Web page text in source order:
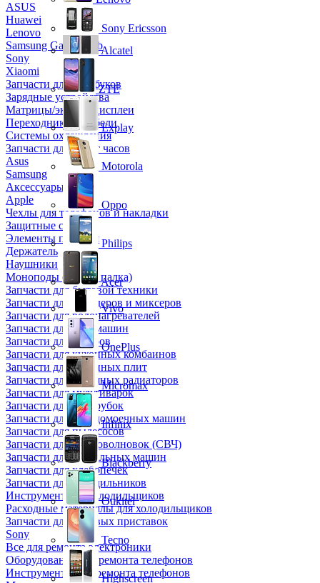
ASUS
Huawei
Lenovo
Samsung Galaxy Tab
Sony
Xiaomi
Запчасти для ноутбуков
Зарядные устройства
Матрицы/экраны/дисплеи
Переходники и кабели
Системы охлаждения
Запчасти для смарт часов
Asus
Samsung
Аксессуары
Apple
Чехлы для телефонов и накладки
Защитные стекла
Элементы питания
Держатель
Наушники
Моноподы (Селфи палка)
Запчасти для бытовой техники
Запчасти для блендеров и миксеров
Запчасти для водонагревателей
Запчасти для кофемашин
Запчасти для кулеров
Запчасти для кухонных комбаинов
Запчасти для кухонных плит
Запчасти для масляных радиаторов
Запчасти для мультиварок
Запчасти для мясорубок
Запчасти для посудомоечных машин
Запчасти для пылесосов
Запчасти для микроволновок (СВЧ)
Запчасти для стиральных машин
Запчасти для хлебопечек
Запчасти для холодильников
Инструмент для холодильщиков
Расходные материалы для холодильщиков
Запчасти для игровых приставок
Sony
Все для ремонта электроники
Оборудование для ремонта телефонов
Инструменты для ремонта телефонов
Sony Ericsson
Alcatel
ZTE
Explay
Motorola
Oppo
Philips
Acer
Vivo
OnePlus
Micromax
Infinix
Blackberry
Oukitel
Tecno
Highscreen